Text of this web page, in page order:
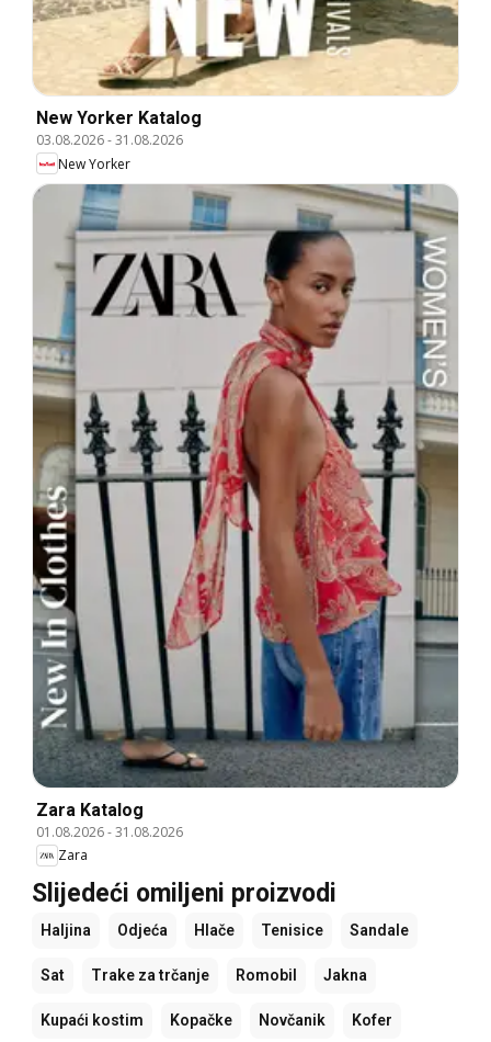
New Yorker Katalog
03.08.2026-31.08.2026
New Yorker
Zara Katalog
01.08.2026-31.08.2026
Zara
Slijedeći omiljeni proizvodi
Haljina Odjeća Hlače Tenisice Sandale
Sat Trake za trčanje Romobil Jakna
Kupaći kostim Kopačke Novčanik Kofer